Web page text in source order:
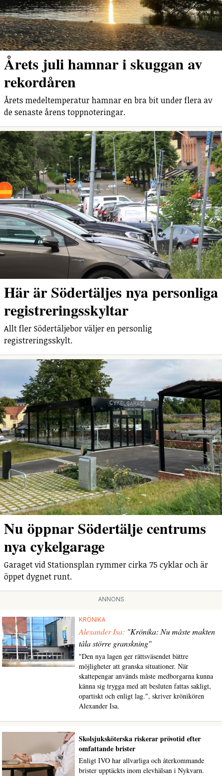
Årets juli hamnar i skuggan av
rekordåren
Årets medeltemperatur hamnar en bra bit under flera av
de senaste årens toppnoteringar.
Här är Södertäljes nya personliga
registreringsskyltar
Allt fler Södertäljebor väljer en personlig
registreringsskylt.
Nu öppnar Södertälje centrums
nya cykelgarage
Garaget vid Stationsplan rymmer cirka 75 cyklar och är
öppet dygnet runt.
ANNONS
KRÖNIKA
Alexander Isa: "Krönika: Nu måste makten
tåla större granskning"
"Den nya lagen ger rättsväsendet bättre
möjligheter att granska situationer. När
skattepengar används måste medborgarna kunna
känna sig trygga med att besluten fattas sakligt,
opartiskt och enligt lag.", skriver krönikören
Alexander Isa.
Skolsjuksköterska riskerar prövotid efter
omfattande brister
Enligt IVO har allvarliga och återkommande
brister upptäckts inom elevhälsan i Nykvarn.